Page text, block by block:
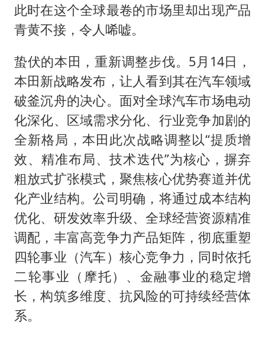
此时在这个全球最卷的市场里却出现产品
青黄不接，令人唏嘘。
蛰伏的本田，重新调整步伐。5月14日，
本田新战略发布，让人看到其在汽车领域
破釜沉舟的决心。面对全球汽车市场电动
化深化、区域需求分化、行业竞争加剧的
全新格局，本田此次战略调整以“提质增
效、精准布局、技术迭代”为核心，摒弃
粗放式扩张模式，聚焦核心优势赛道并优
化产业结构。公司明确，将通过成本结构
优化、研发效率升级、全球经营资源精准
调配，丰富高竞争力产品矩阵，彻底重塑
四轮事业（汽车）核心竞争力，同时依托
二轮事业（摩托）、金融事业的稳定增
长，构筑多维度、抗风险的可持续经营体
系。